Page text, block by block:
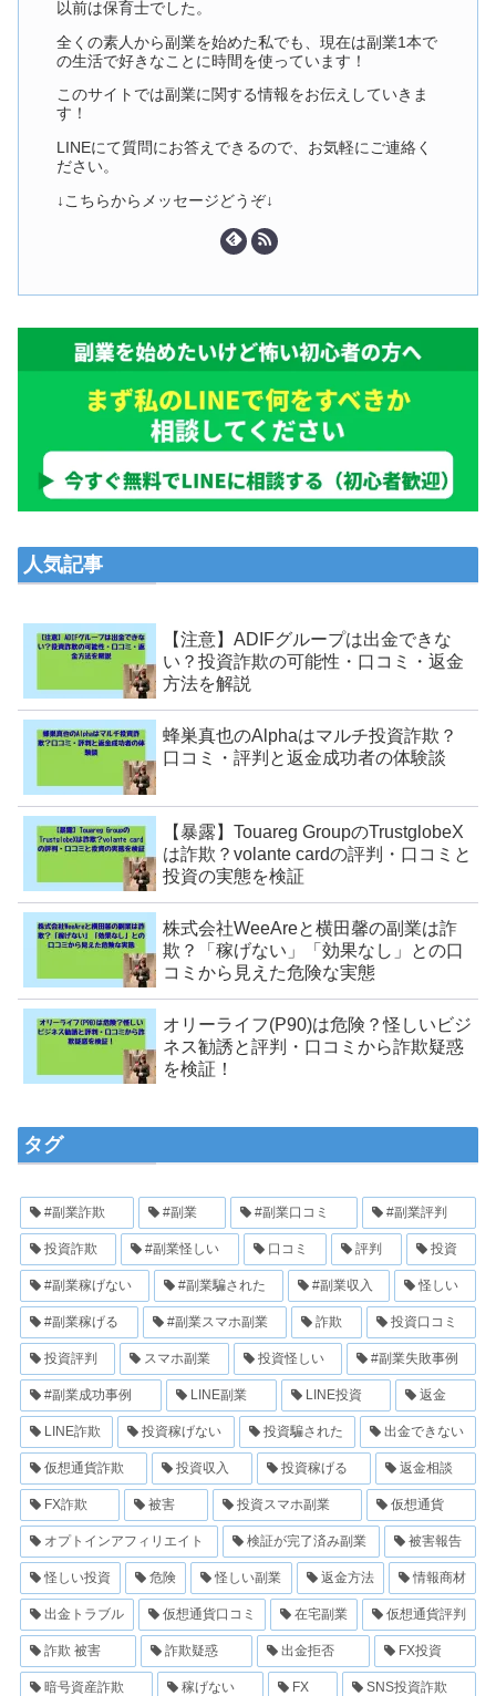
以前は保育士でした。
全くの素人から副業を始めた私でも、現在は副業1本で
の生活で好きなことに時間を使っています！
このサイトでは副業に関する情報をお伝えしていきま
す！
LINEにて質問にお答えできるので、お気軽にご連絡く
ださい。
↓こちらからメッセージどうぞ↓
人気記事
【注意】ADIFグループは出金できな
い？投資詐欺の可能性・口コミ・返金
方法を解説
蜂巣真也のAlphaはマルチ投資詐欺？
口コミ・評判と返金成功者の体験談
【暴露】Touareg GroupのTrustglobeX
は詐欺？volante cardの評判・口コミと
投資の実態を検証
株式会社WeeAreと横田馨の副業は詐
欺？「稼げない」「効果なし」との口
コミから見えた危険な実態
オリーライフ(P90)は危険？怪しいビジ
ネス勧誘と評判・口コミから詐欺疑惑
を検証！
タグ
#副業詐欺 #副業 #副業口コミ #副業評判
投資詐欺 #副業怪しい 口コミ 評判 投資
#副業稼げない #副業騙された #副業収入 怪しい
#副業稼げる #副業スマホ副業 詐欺 投資口コミ
投資評判 スマホ副業 投資怪しい #副業失敗事例
#副業成功事例 LINE副業 LINE投資 返金
LINE詐欺 投資稼げない 投資騙された 出金できない
仮想通貨詐欺 投資収入 投資稼げる 返金相談
FX詐欺 被害 投資スマホ副業 仮想通貨
オプトインアフィリエイト 検証が完了済み副業 被害報告
怪しい投資 危険 怪しい副業 返金方法 情報商材
出金トラブル 仮想通貨口コミ 在宅副業 仮想通貨評判
詐欺 被害 詐欺疑惑 出金拒否 FX投資
暗号資産詐欺 稼げない FX SNS投資詐欺